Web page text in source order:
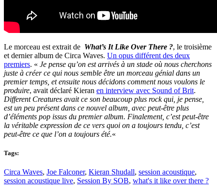
Le morceau est extrait de What’s It Like Over There ?, le troisième
et dernier album de Circa Waves. Un opus différent des deux
premiers. « Je pense qu’on est arrivés à un stade où nous cherchons
juste à créer ce qui nous semble être un morceau génial dans un
premier temps, et ensuite nous décidons comment nous voulons le
produire, avait déclaré Kieran en interview avec Sound of Brit.
Different Creatures avait ce son beaucoup plus rock qui, je pense,
est un peu présent dans ce nouvel album, avec peut-être plus
d’éléments pop issus du premier album. Finalement, c’est peut-être
la véritable expression de ce vers quoi on a toujours tendu, c’est
peut-être ce que l’on a toujours été.«
Tags:
Circa Waves, Joe Falconer, Kieran Shudall, session acoustique,
session acoustique live, Session By SOB, what's it like over there ?